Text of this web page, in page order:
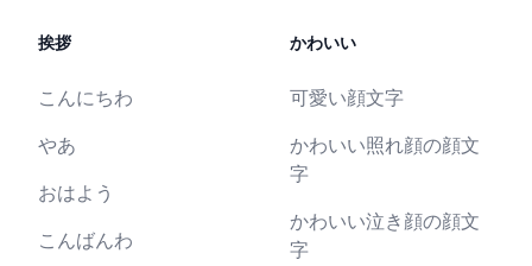
挨拶
こんにちわ
やあ
おはよう
こんばんわ
かわいい
可愛い顔文字
かわいい照れ顔の顔文
字
かわいい泣き顔の顔文
字